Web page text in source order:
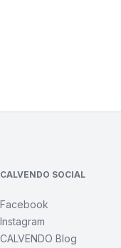
CALVENDO SOCIAL
Facebook
Instagram
CALVENDO Blog